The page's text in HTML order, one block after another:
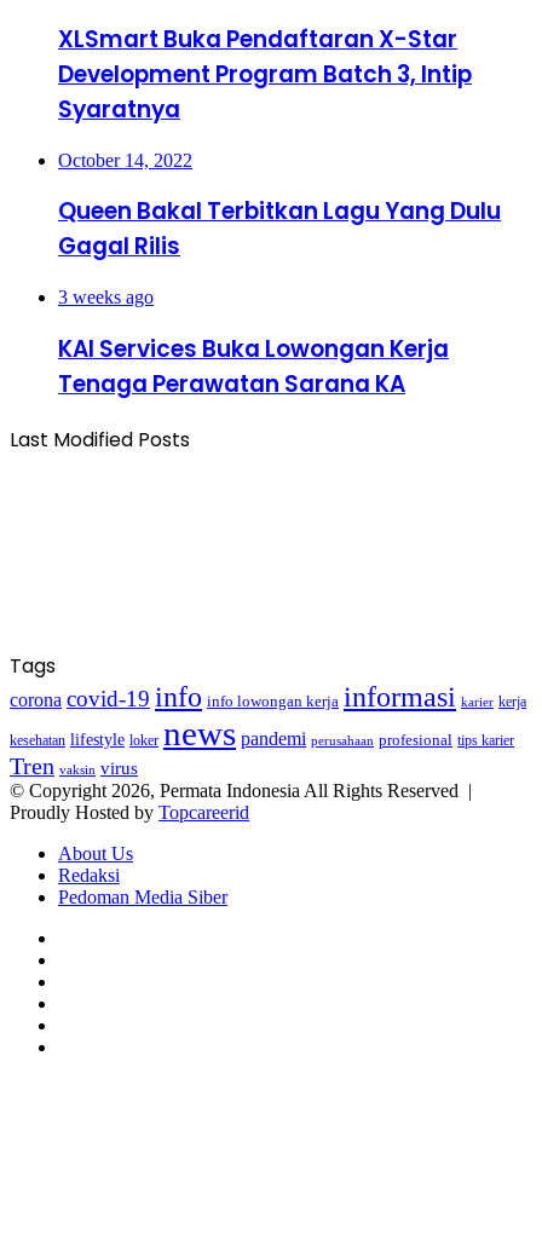
XLSmart Buka Pendaftaran X-Star
Development Program Batch 3, Intip
Syaratnya
October 14, 2022
Queen Bakal Terbitkan Lagu Yang Dulu
Gagal Rilis
3 weeks ago
KAI Services Buka Lowongan Kerja
Tenaga Perawatan Sarana KA
Last Modified Posts
Tags
corona covid-19 info info lowongan kerja informasi karier kerja
kesehatan lifestyle loker news pandemi perusahaan profesional tips karier
Tren vaksin virus
© Copyright 2026, Permata Indonesia All Rights Reserved |
Proudly Hosted by Topcareerid
About Us
Redaksi
Pedoman Media Siber